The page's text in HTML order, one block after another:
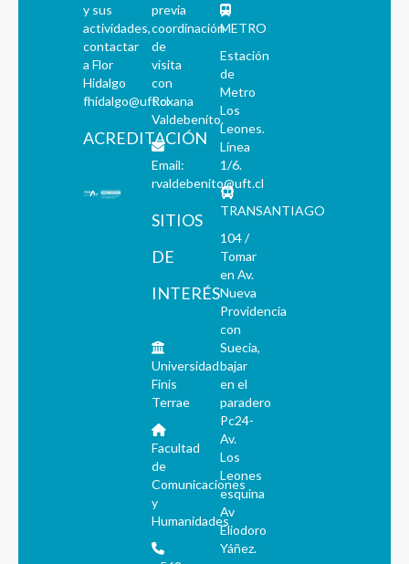
y sus
actividades,
contactar
a Flor
Hidalgo
fhidalgo@uft.cl
ACREDITACIÓN
previa
coordinación
de
visita
con
Roxana
Valdebenito.
Email:
rvaldebenito@uft.cl
SITIOS
DE
INTERÉS
Universidad
Finis
Terrae
Facultad
de
Comunicaciones
y
Humanidades
METRO
Estación
de
Metro
Los
Leones.
Línea
1/6.
TRANSANTIAGO
104 /
Tomar
en Av.
Nueva
Providencia
con
Suecia,
bajar
en el
paradero
Pc24-
Av.
Los
Leones
esquina
Av
Eliodoro
Yáñez.